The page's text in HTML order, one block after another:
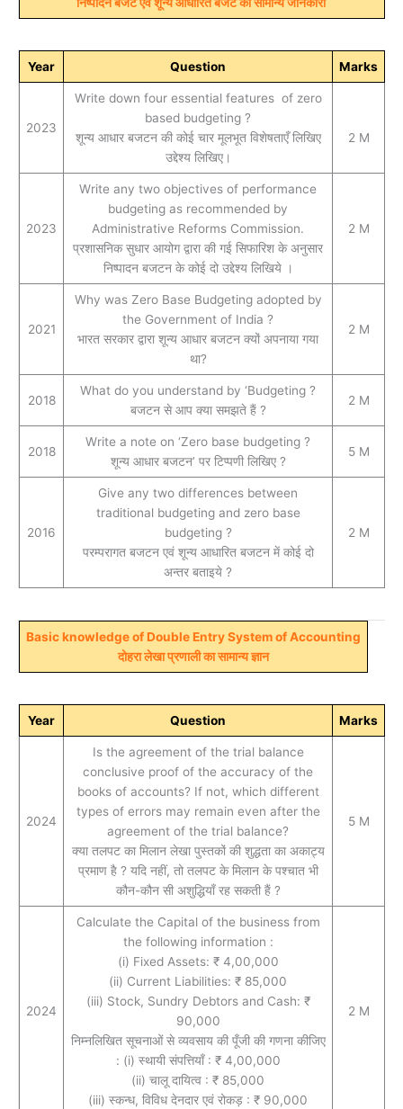
Year Question Marks
2023
Write down four essential features of zero
based budgeting ?
शून्य आधार बजटन की कोई चार मूलभूत विशेषताएँ लिखिए
उद्देश्य लिखिए।
2 M
2023
Write any two objectives of performance
budgeting as recommended by
Administrative Reforms Commission.
प्रशासनिक सुधार आयोग द्वारा की गई सिफारिश के अनुसार
निष्पादन बजटन के कोई दो उद्देश्य लिखिये ।
2 M
2021
Why was Zero Base Budgeting adopted by
the Government of India ?
भारत सरकार द्वारा शून्य आधार बजटन क्यों अपनाया गया
था?
2 M
2018
What do you understand by ‘Budgeting ?
बजटन से आप क्‍या समझते हैं ?
2 M
2018
Write a note on ‘Zero base budgeting ?
शून्य आधार बजटन’ पर टिप्पणी लिखिए ?
5 M
2016
Give any two differences between
traditional budgeting and zero base
budgeting ?
परम्परागत बजटन एवं शून्य आधारित बजटन में कोई दो
अन्तर बताइये ?
2 M
Basic knowledge of Double Entry System of Accounting
दोहरा लेखा प्रणाली का सामान्य ज्ञान
Year Question Marks
2024
Is the agreement of the trial balance
conclusive proof of the accuracy of the
books of accounts? If not, which different
types of errors may remain even after the
agreement of the trial balance?
क्या तलपट का मिलान लेखा पुस्तकों की शुद्धता का अकाट्य
प्रमाण है ? यदि नहीं, तो तलपट के मिलान के पश्चात भी
कौन-कौन सी अशुद्धियाँ रह सकती हैं ?
5 M
2024
Calculate the Capital of the business from
the following information :
(i) Fixed Assets: ₹ 4,00,000
(ii) Current Liabilities: ₹ 85,000
(iii) Stock, Sundry Debtors and Cash: ₹
90,000
निम्नलिखित सूचनाओं से व्यवसाय की पूँजी की गणना कीजिए
: (i) स्थायी संपत्तियाँ : ₹ 4,00,000
(ii) चालू दायित्व : ₹ 85,000
(iii) स्कन्ध, विविध देनदार एवं रोकड़ : ₹ 90,000
2 M